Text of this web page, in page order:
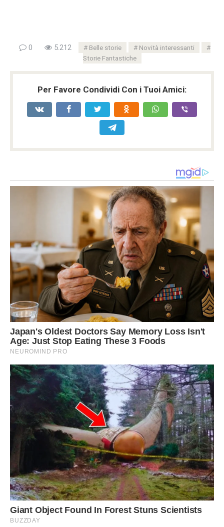
0 5.212 Belle storie
Novità interessanti
Storie Fantastiche
Per Favore Condividi Con i Tuoi Amici: